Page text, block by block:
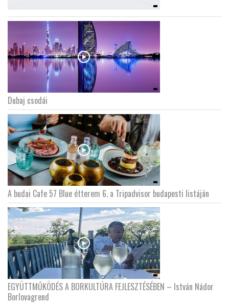
Dubaj csodái
A budai Cafe 57 Blue étterem 6. a Tripadvisor budapesti listáján
EGYÜTTMŰKÖDÉS A BORKULTÚRA FEJLESZTÉSÉBEN – István Nádor
Borlovagrend